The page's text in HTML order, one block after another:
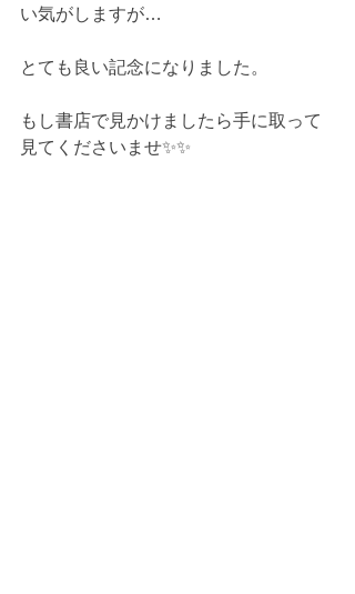
い気がしますが…
とても良い記念になりました。
もし書店で見かけましたら手に取って
見てくださいませ✨✨